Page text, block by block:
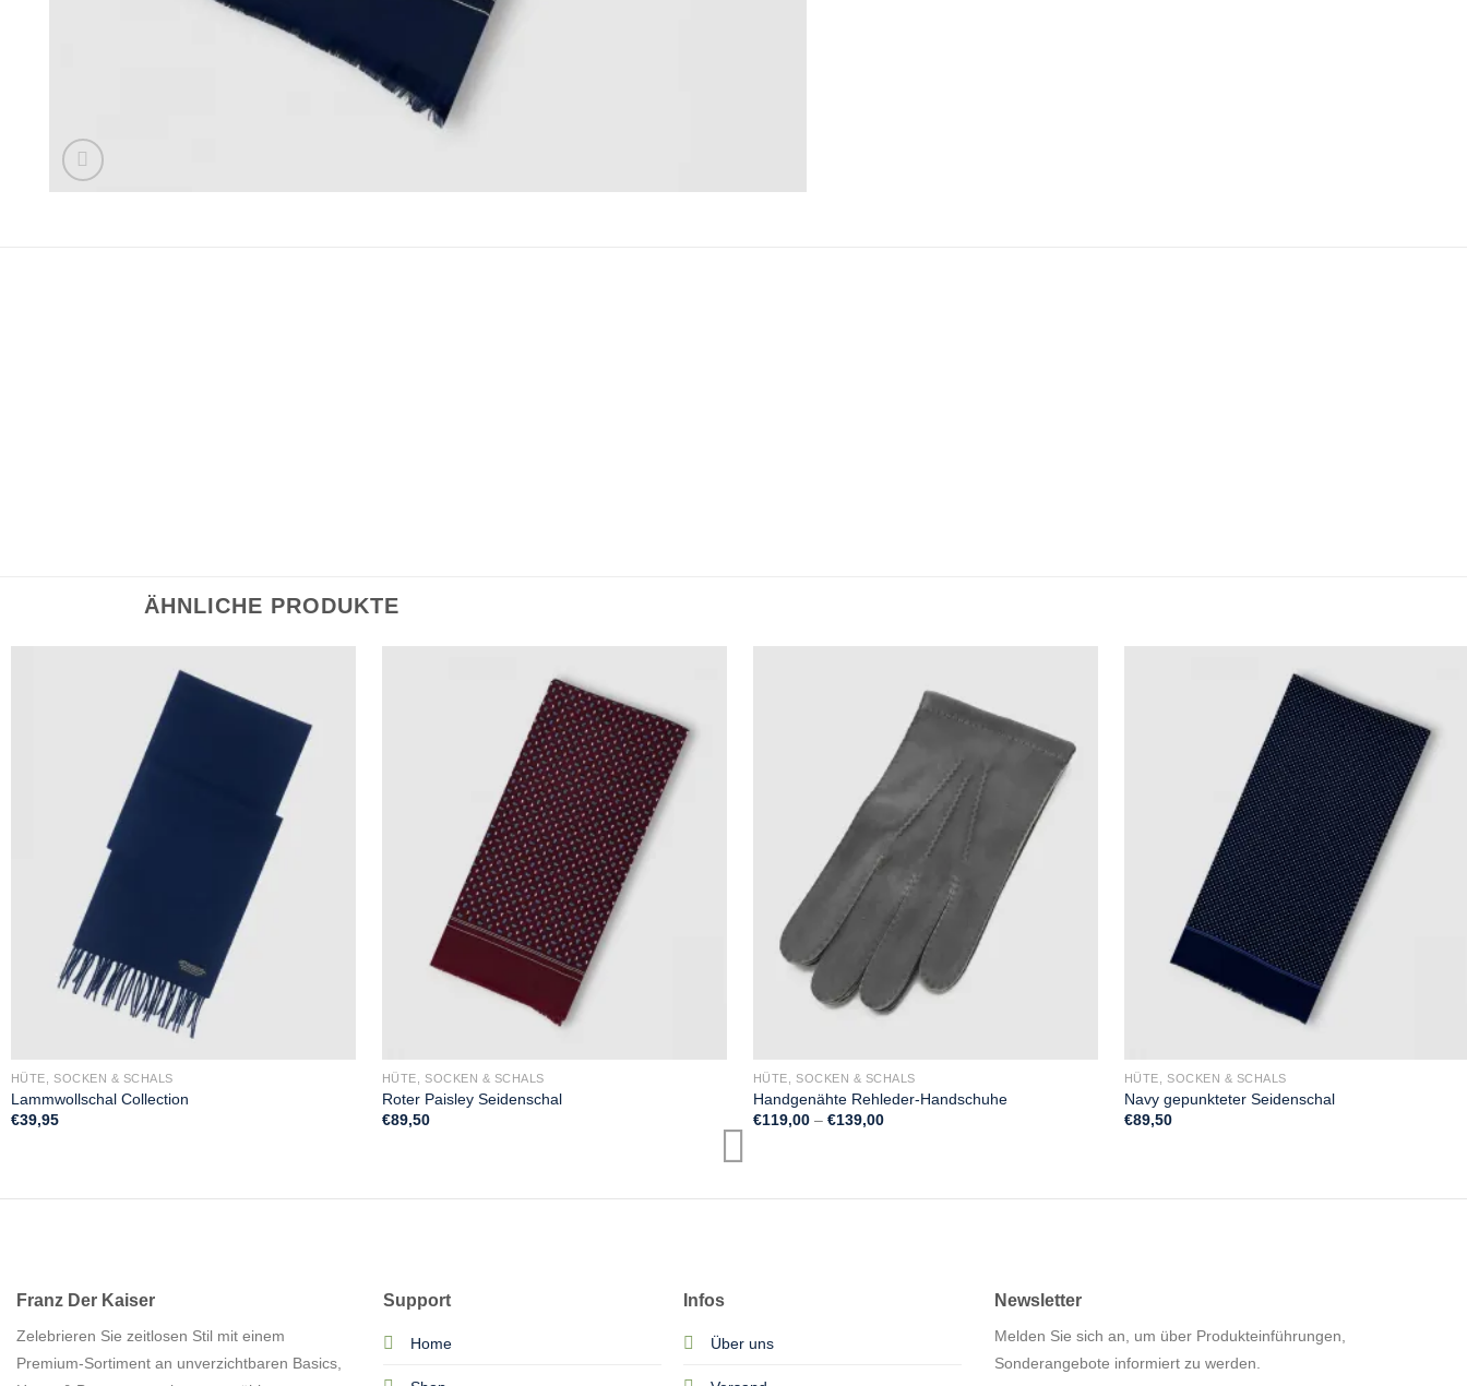
ÄHNLICHE PRODUKTE
HÜTE, SOCKEN & SCHALS
Lammwollschal Collection
€39,95
HÜTE, SOCKEN & SCHALS
Roter Paisley Seidenschal
€89,50
HÜTE, SOCKEN & SCHALS
Handgenähte Rehleder-Handschuhe
€119,00 – €139,00Preisspanne:
HÜTE, SOCKEN & SCHALS
Navy gepunkteter Seidenschal
€89,50
Franz Der Kaiser
Zelebrieren Sie zeitlosen Stil mit einem
Premium-Sortiment an unverzichtbaren Basics,
Support
Home
Infos
Über uns
Newsletter
Melden Sie sich an, um über Produkteinführungen,
Sonderangebote informiert zu werden.